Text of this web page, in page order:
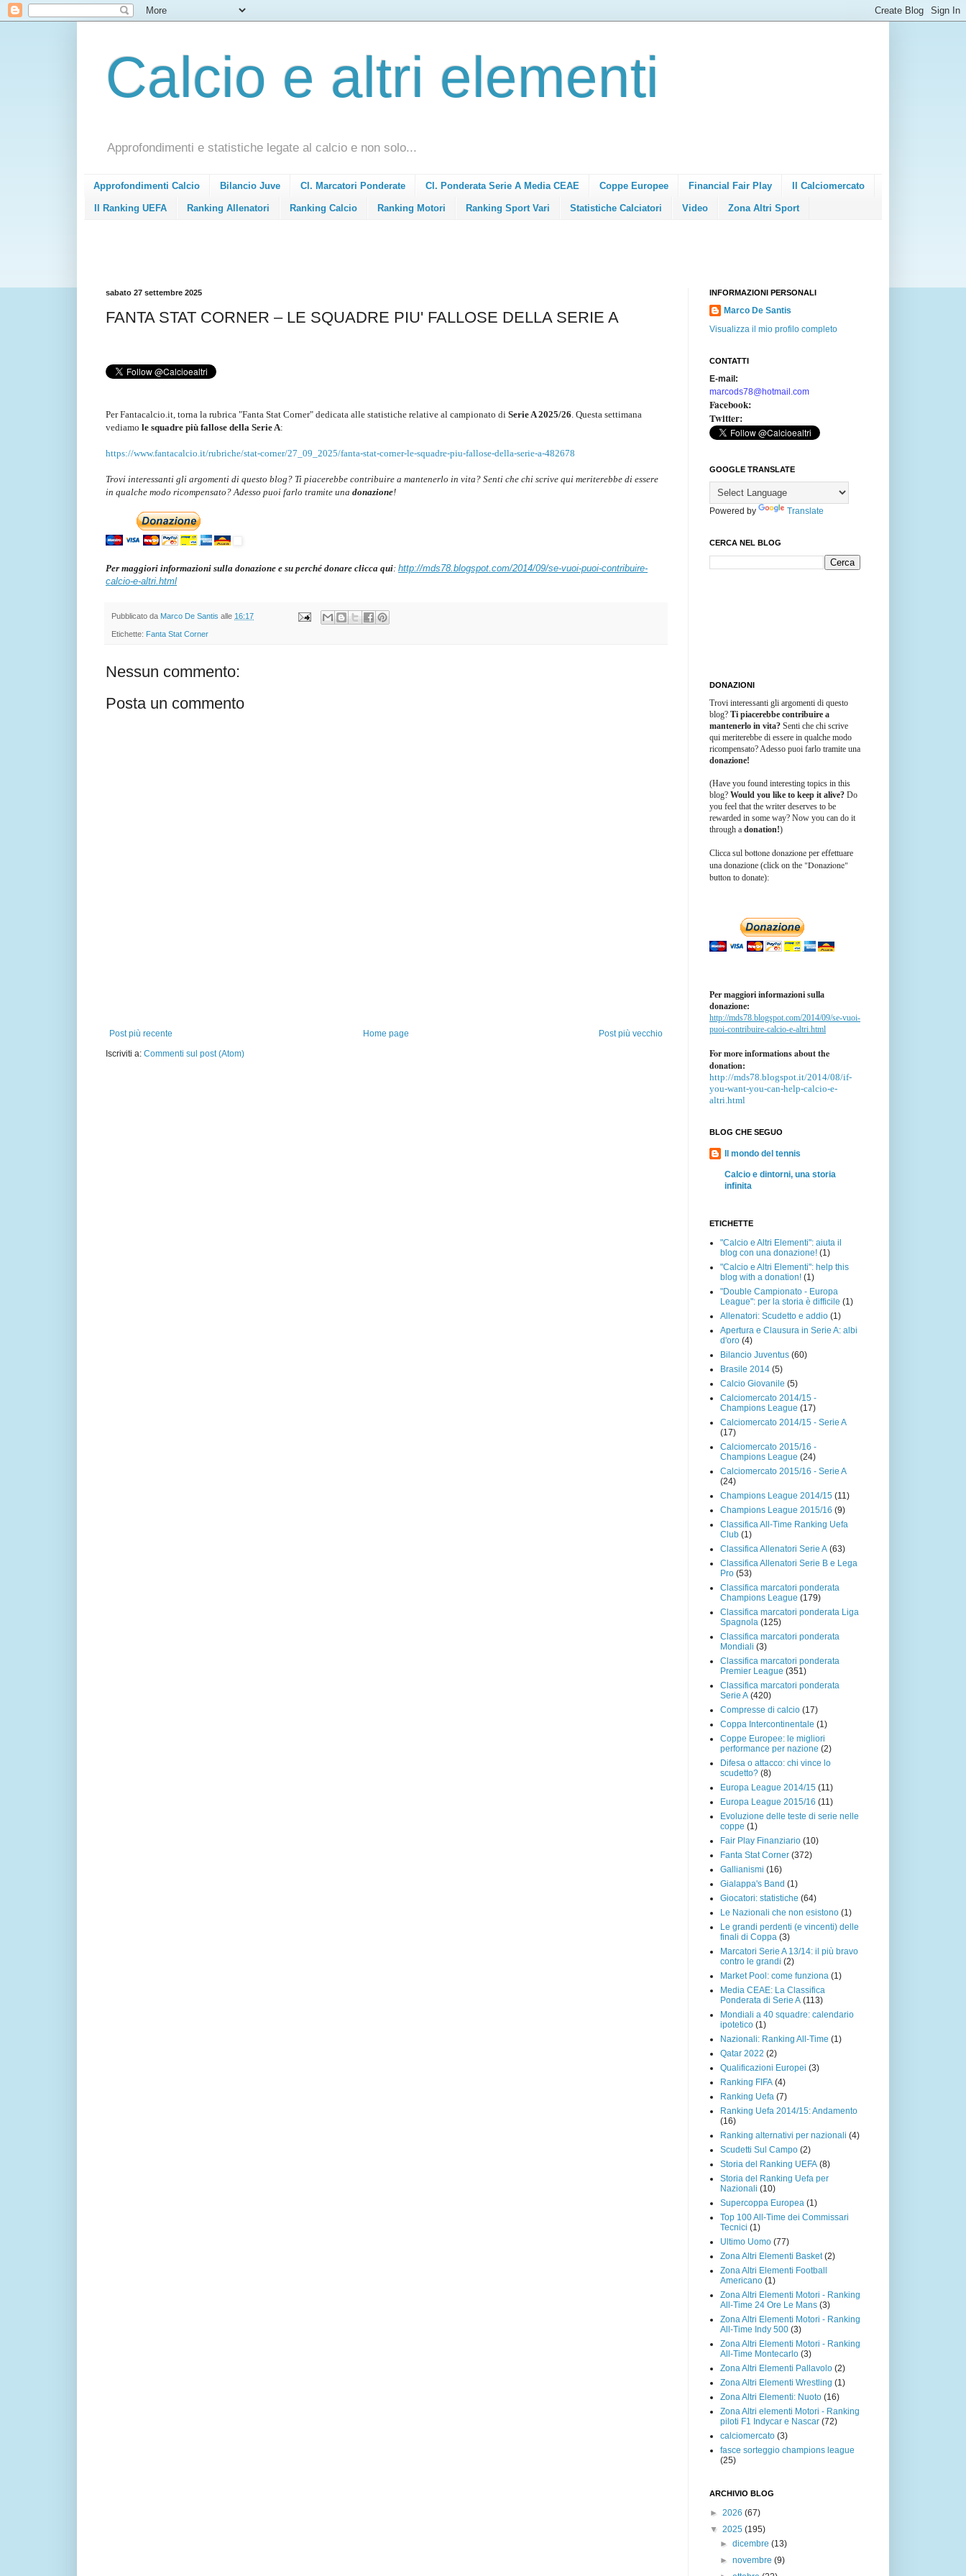
Calcio e altri elementi
Approfondimenti e statistiche legate al calcio e non solo...
Approfondimenti Calcio Bilancio Juve Cl. Marcatori Ponderate Cl. Ponderata Serie A Media CEAE Coppe Europee Financial Fair Play Il Calciomercato
Il Ranking UEFA Ranking Allenatori Ranking Calcio Ranking Motori Ranking Sport Vari Statistiche Calciatori Video Zona Altri Sport
sabato 27 settembre 2025
FANTA STAT CORNER – LE SQUADRE PIU' FALLOSE DELLA SERIE A
Per Fantacalcio.it, torna la rubrica "Fanta Stat Corner" dedicata alle statistiche relative al campionato di Serie A 2025/26. Questa settimana
vediamo le squadre più fallose della Serie A:
https://www.fantacalcio.it/rubriche/stat-corner/27_09_2025/fanta-stat-corner-le-squadre-piu-fallose-della-serie-a-482678
Trovi interessanti gli argomenti di questo blog? Ti piacerebbe contribuire a mantenerlo in vita? Senti che chi scrive qui meriterebbe di essere
in qualche modo ricompensato? Adesso puoi farlo tramite una donazione!
Per maggiori informazioni sulla donazione e su perché donare clicca qui: http://mds78.blogspot.com/2014/09/se-vuoi-puoi-contribuire-
calcio-e-altri.html
Pubblicato da Marco De Santis alle 16:17
Etichette: Fanta Stat Corner
Nessun commento:
Posta un commento
Post più recente Post più vecchio
Home page
Iscriviti a: Commenti sul post (Atom)
INFORMAZIONI PERSONALI
Marco De Santis
Visualizza il mio profilo completo
CONTATTI
E-mail:
marcods78@hotmail.com
Facebook:
Twitter:
GOOGLE TRANSLATE
Powered by Translate
CERCA NEL BLOG
DONAZIONI
Trovi interessanti gli argomenti di questo
blog? Ti piacerebbe contribuire a
mantenerlo in vita? Senti che chi scrive
qui meriterebbe di essere in qualche modo
ricompensato? Adesso puoi farlo tramite una
donazione!
(Have you found interesting topics in this
blog? Would you like to keep it alive? Do
you feel that the writer deserves to be
rewarded in some way? Now you can do it
through a donation!)
Clicca sul bottone donazione per effettuare
una donazione (click on the "Donazione"
button to donate):
Per maggiori informazioni sulla
donazione:
http://mds78.blogspot.com/2014/09/se-vuoi-
puoi-contribuire-calcio-e-altri.html
For more informations about the
donation:
http://mds78.blogspot.it/2014/08/if-
you-want-you-can-help-calcio-e-
altri.html
BLOG CHE SEGUO
Il mondo del tennis
Calcio e dintorni, una storia
infinita
ETICHETTE
"Calcio e Altri Elementi": aiuta il
blog con una donazione! (1)
"Calcio e Altri Elementi": help this
blog with a donation! (1)
"Double Campionato - Europa
League": per la storia è difficile (1)
Allenatori: Scudetto e addio (1)
Apertura e Clausura in Serie A: albi
d'oro (4)
Bilancio Juventus (60)
Brasile 2014 (5)
Calcio Giovanile (5)
Calciomercato 2014/15 -
Champions League (17)
Calciomercato 2014/15 - Serie A
(17)
Calciomercato 2015/16 -
Champions League (24)
Calciomercato 2015/16 - Serie A
(24)
Champions League 2014/15 (11)
Champions League 2015/16 (9)
Classifica All-Time Ranking Uefa
Club (1)
Classifica Allenatori Serie A (63)
Classifica Allenatori Serie B e Lega
Pro (53)
Classifica marcatori ponderata
Champions League (179)
Classifica marcatori ponderata Liga
Spagnola (125)
Classifica marcatori ponderata
Mondiali (3)
Classifica marcatori ponderata
Premier League (351)
Classifica marcatori ponderata
Serie A (420)
Compresse di calcio (17)
Coppa Intercontinentale (1)
Coppe Europee: le migliori
performance per nazione (2)
Difesa o attacco: chi vince lo
scudetto? (8)
Europa League 2014/15 (11)
Europa League 2015/16 (11)
Evoluzione delle teste di serie nelle
coppe (1)
Fair Play Finanziario (10)
Fanta Stat Corner (372)
Gallianismi (16)
Gialappa's Band (1)
Giocatori: statistiche (64)
Le Nazionali che non esistono (1)
Le grandi perdenti (e vincenti) delle
finali di Coppa (3)
Marcatori Serie A 13/14: il più bravo
contro le grandi (2)
Market Pool: come funziona (1)
Media CEAE: La Classifica
Ponderata di Serie A (113)
Mondiali a 40 squadre: calendario
ipotetico (1)
Nazionali: Ranking All-Time (1)
Qatar 2022 (2)
Qualificazioni Europei (3)
Ranking FIFA (4)
Ranking Uefa (7)
Ranking Uefa 2014/15: Andamento
(16)
Ranking alternativi per nazionali (4)
Scudetti Sul Campo (2)
Storia del Ranking UEFA (8)
Storia del Ranking Uefa per
Nazionali (10)
Supercoppa Europea (1)
Top 100 All-Time dei Commissari
Tecnici (1)
Ultimo Uomo (77)
Zona Altri Elementi Basket (2)
Zona Altri Elementi Football
Americano (1)
Zona Altri Elementi Motori - Ranking
All-Time 24 Ore Le Mans (3)
Zona Altri Elementi Motori - Ranking
All-Time Indy 500 (3)
Zona Altri Elementi Motori - Ranking
All-Time Montecarlo (3)
Zona Altri Elementi Pallavolo (2)
Zona Altri Elementi Wrestling (1)
Zona Altri Elementi: Nuoto (16)
Zona Altri elementi Motori - Ranking
piloti F1 Indycar e Nascar (72)
calciomercato (3)
fasce sorteggio champions league
(25)
ARCHIVIO BLOG
► 2026 (67)
▼ 2025 (195)
►dicembre(13)
►novembre(9)